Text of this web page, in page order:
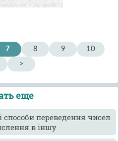
7 8 9
10
>
еще
способи переведення чисел
в іншу